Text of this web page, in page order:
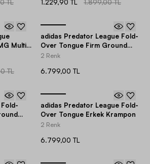
TL 1.229,90 TL 1.899,00 TL
Multi-
TL
adidas Predator League Fold-
Over Tongue Firm Ground
Erkek Krampon
2 Renk
6.799,00 TL
adidas Predator League Fold-
Over Tongue Erkek Krampon
2 Renk
6.799,00 TL